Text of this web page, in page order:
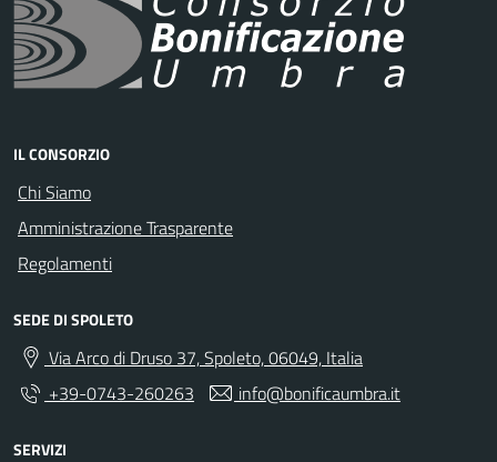
IL CONSORZIO
Chi Siamo
Amministrazione Trasparente
Regolamenti
SEDE DI SPOLETO
Via Arco di Druso 37, Spoleto, 06049, Italia
+39-0743-260263
info@bonificaumbra.it
SERVIZI